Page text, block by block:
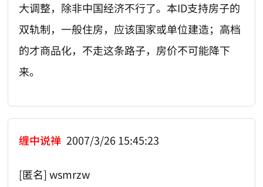
大调整，除非中国经济不行了。本ID支持房子的
双轨制，一般住房，应该国家或单位建造；高档
的才商品化，不走这条路子，房价不可能降下
来。
缠中说禅 2007/3/26 15:45:23
[匿名] wsmrzw